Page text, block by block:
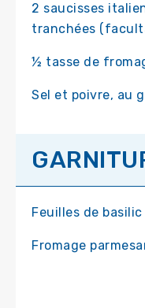
2 saucisses
tranchées
½ tasse de
Sel et poivre, au
Feuilles de
Fromage